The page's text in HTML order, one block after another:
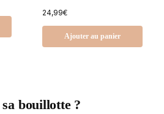
24,99€
Ajouter au panier
bouillotte ?